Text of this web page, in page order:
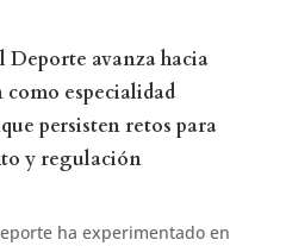
Deporte avanza hacia
especialidad
persisten retos para
y regulación
ha experimentado en